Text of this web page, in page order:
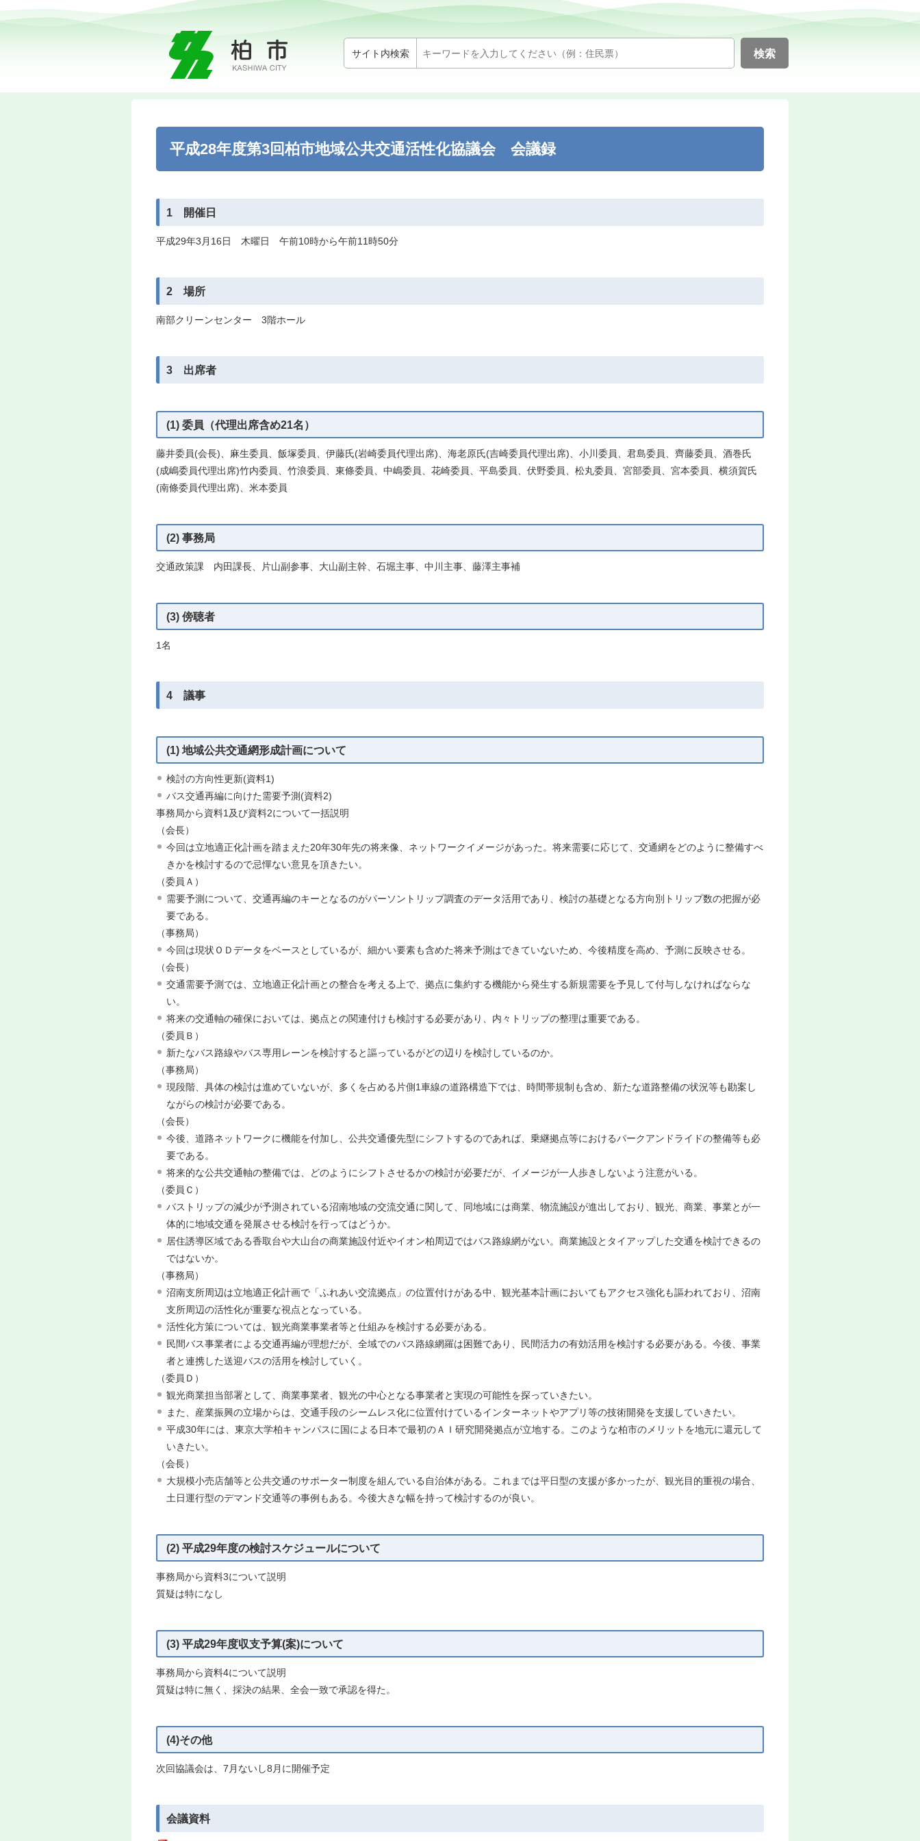
サイト内検索
平成28年度第3回柏市地域公共交通活性化協議会 会議録
1 開催日
平成29年3月16日 木曜日 午前10時から午前11時50分
2 場所
南部クリーンセンター 3階ホール
3 出席者
(1) 委員（代理出席含め21名）
藤井委員(会長)、麻生委員、飯塚委員、伊藤氏(岩崎委員代理出席)、海老原氏(吉崎委員代理出席)、小川委員、君島委員、齊藤委員、酒巻氏
(成嶋委員代理出席)竹内委員、竹浪委員、東條委員、中嶋委員、花崎委員、平島委員、伏野委員、松丸委員、宮部委員、宮本委員、横須賀氏
(南條委員代理出席)、米本委員
(2) 事務局
交通政策課 内田課長、片山副参事、大山副主幹、石堀主事、中川主事、藤澤主事補
(3) 傍聴者
1名
4 議事
(1) 地域公共交通網形成計画について
検討の方向性更新(資料1)
バス交通再編に向けた需要予測(資料2)
事務局から資料1及び資料2について一括説明
（会長）
今回は立地適正化計画を踏まえた20年30年先の将来像、ネットワークイメージがあった。将来需要に応じて、交通網をどのように整備すべ
きかを検討するので忌憚ない意見を頂きたい。
（委員Ａ）
需要予測について、交通再編のキーとなるのがパーソントリップ調査のデータ活用であり、検討の基礎となる方向別トリップ数の把握が必
要である。
（事務局）
今回は現状ＯＤデータをベースとしているが、細かい要素も含めた将来予測はできていないため、今後精度を高め、予測に反映させる。
（会長）
交通需要予測では、立地適正化計画との整合を考える上で、拠点に集約する機能から発生する新規需要を予見して付与しなければならな
い。
将来の交通軸の確保においては、拠点との関連付けも検討する必要があり、内々トリップの整理は重要である。
（委員Ｂ）
新たなバス路線やバス専用レーンを検討すると謳っているがどの辺りを検討しているのか。
（事務局）
現段階、具体の検討は進めていないが、多くを占める片側1車線の道路構造下では、時間帯規制も含め、新たな道路整備の状況等も勘案し
ながらの検討が必要である。
（会長）
今後、道路ネットワークに機能を付加し、公共交通優先型にシフトするのであれば、乗継拠点等におけるパークアンドライドの整備等も必
要である。
将来的な公共交通軸の整備では、どのようにシフトさせるかの検討が必要だが、イメージが一人歩きしないよう注意がいる。
（委員Ｃ）
バストリップの減少が予測されている沼南地域の交流交通に関して、同地域には商業、物流施設が進出しており、観光、商業、事業とが一
体的に地域交通を発展させる検討を行ってはどうか。
居住誘導区域である香取台や大山台の商業施設付近やイオン柏周辺ではバス路線網がない。商業施設とタイアップした交通を検討できるの
ではないか。
（事務局）
沼南支所周辺は立地適正化計画で「ふれあい交流拠点」の位置付けがある中、観光基本計画においてもアクセス強化も謳われており、沼南
支所周辺の活性化が重要な視点となっている。
活性化方策については、観光商業事業者等と仕組みを検討する必要がある。
民間バス事業者による交通再編が理想だが、全域でのバス路線網羅は困難であり、民間活力の有効活用を検討する必要がある。今後、事業
者と連携した送迎バスの活用を検討していく。
（委員Ｄ）
観光商業担当部署として、商業事業者、観光の中心となる事業者と実現の可能性を探っていきたい。
また、産業振興の立場からは、交通手段のシームレス化に位置付けているインターネットやアプリ等の技術開発を支援していきたい。
平成30年には、東京大学柏キャンパスに国による日本で最初のＡＩ研究開発拠点が立地する。このような柏市のメリットを地元に還元して
いきたい。
（会長）
大規模小売店舗等と公共交通のサポーター制度を組んでいる自治体がある。これまでは平日型の支援が多かったが、観光目的重視の場合、
土日運行型のデマンド交通等の事例もある。今後大きな幅を持って検討するのが良い。
(2) 平成29年度の検討スケジュールについて
事務局から資料3について説明
質疑は特になし
(3) 平成29年度収支予算(案)について
事務局から資料4について説明
質疑は特に無く、採決の結果、全会一致で承認を得た。
(4)その他
次回協議会は、7月ないし8月に開催予定
会議資料